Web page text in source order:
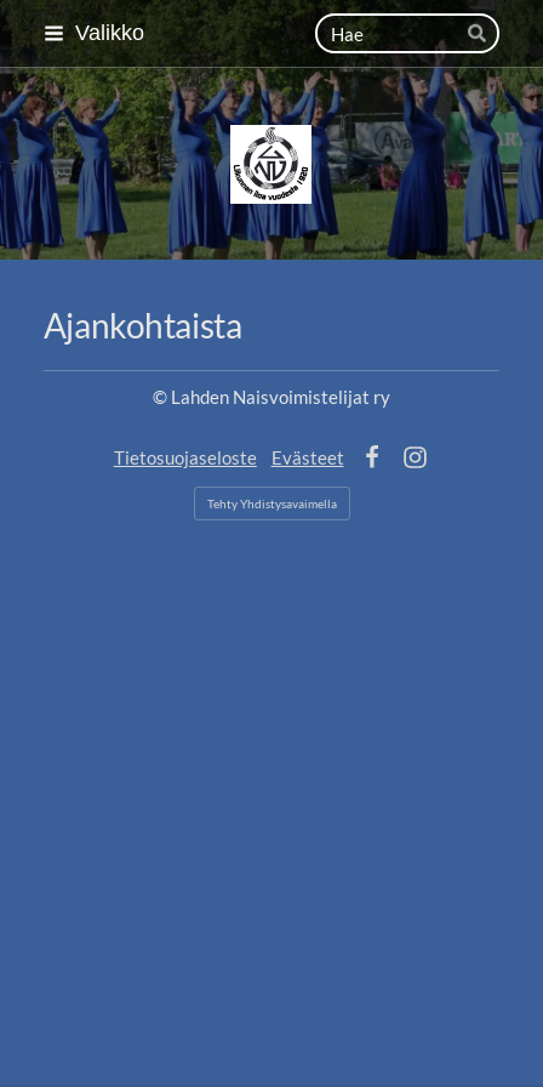
Siirry
sivun
sisältöön
Valikko Haku
Hae
Lahden
Ajankohtaista
© Lahden Naisvoimistelijat ry
Tietosuojaseloste
Evästeet
Tehty Yhdistysavaimella